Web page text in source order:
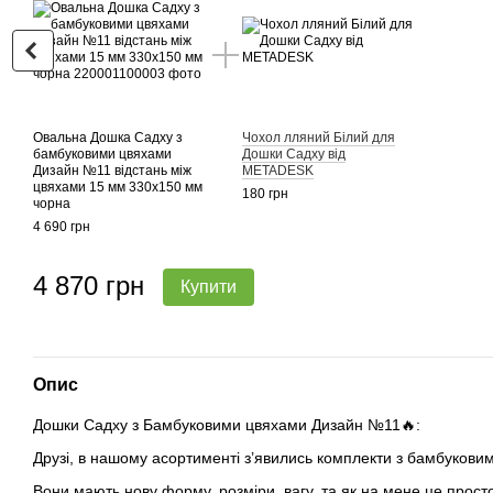
Овальна Дошка Садху з
бамбуковими цвяхами
Дизайн №11 відстань між
цвяхами 15 мм 330х150 мм
чорна
4 690 грн
Чохол лляний Білий для
Дошки Садху від
METADESK
180 грн
4 870 грн Купити
Опис
Дошки Садху з Бамбуковими цвяхами Дизайн №11🔥:
Друзі, в нашому асортименті з’явились комплекти з